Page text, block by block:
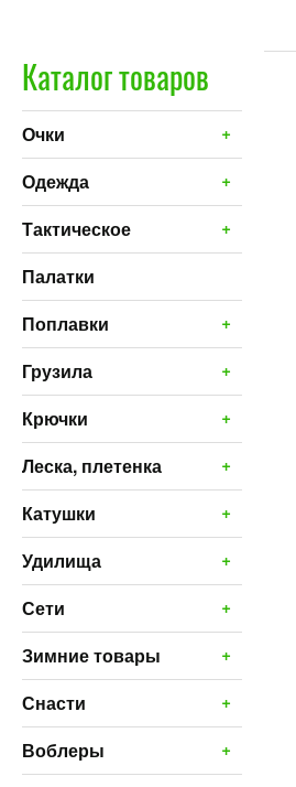
Каталог товаров
+
Очки
+
Одежда
+
Тактическое
Палатки
+
Поплавки
+
Грузила
+
Крючки
+
Леска, плетенка
+
Катушки
+
Удилища
+
Сети
+
Зимние товары
+
Снасти
+
Воблеры